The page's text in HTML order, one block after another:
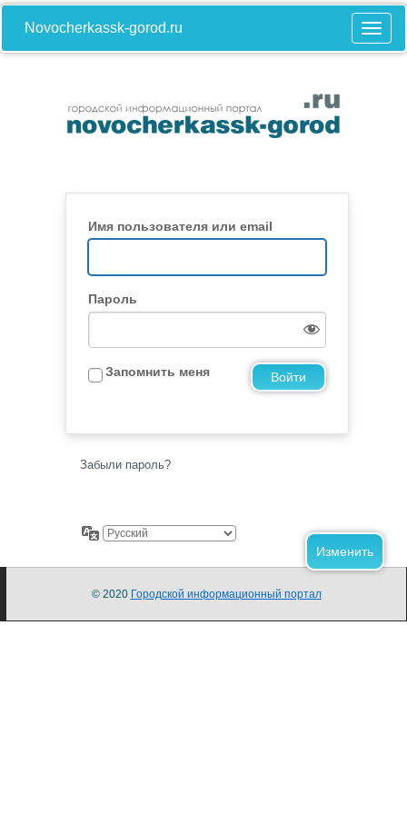
Novocherkassk-gorod.ru
Имя пользователя или email
Пароль
Запомнить меня
Забыли пароль?
© 2020 Городской информационный портал